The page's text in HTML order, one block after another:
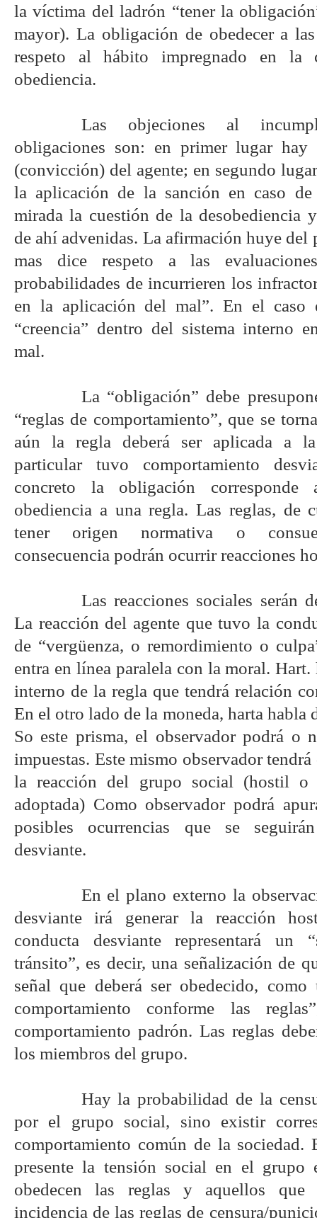
la víctima del ladrón “tener la
mayor). La obligación de obedecer a
respeto al hábito impregnado en la
obediencia.
Las objeciones al
obligaciones son: en primer lugar hay
(convicción) del agente; en segundo
la aplicación de la sanción en caso de
mirada la cuestión de la desobediencia
de ahí advenidas. La afirmación huye del
mas dice respeto a las
probabilidades de incurrieren los
en la aplicación del mal”. En el caso
“creencia” dentro del sistema interno
mal.
La “obligación” debe
“reglas de comportamiento”, que se
aún la regla deberá ser aplicada a
particular tuvo comportamiento
concreto la obligación
obediencia a una regla. Las reglas, de
tener origen normativa o
consecuencia podrán ocurrir reacciones
Las reacciones sociales serán
La reacción del agente que tuvo la
de “vergüenza, o remordimiento o
entra en línea paralela con la moral. Hart.
interno de la regla que tendrá relación
En el otro lado de la moneda, harta habla
So este prisma, el observador podrá o
impuestas. Este mismo observador
la reacción del grupo social (hostil
adoptada) Como observador podrá
posibles ocurrencias que se
desviante.
En el plano externo la
desviante irá generar la reacción
conducta desviante representará
tránsito”, es decir, una señalización de
señal que deberá ser obedecido, como
comportamiento conforme las
comportamiento padrón. Las reglas
los miembros del grupo.
Hay la probabilidad de la
por el grupo social, sino existir
comportamiento común de la sociedad.
presente la tensión social en el grupo
obedecen las reglas y aquellos que
incidencia de las reglas de censura/